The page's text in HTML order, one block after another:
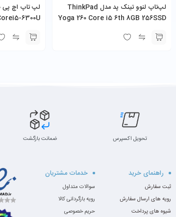
لپ‌تاپ لنوو تینک پد مدل ThinkPad
Yoga 260 Core i5 6th 8GB 256SSD
6300U
تحویل اکسپرس ضمانت بازگشت
راهنمای خرید
ثبت سفارش
رویه های ارسال سفارش
شیوه های پرداخت
خدمات مشتریان
سوالات متداول
رویه بازگردانی کالا
حریم خصوصی